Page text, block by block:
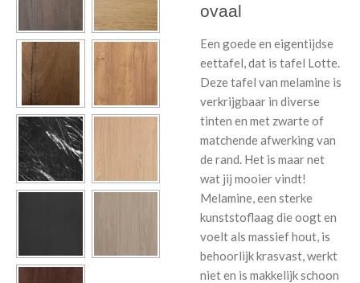
ovaal
Een goede en eigentijdse
eettafel, dat is tafel Lotte.
Deze tafel van melamine is
verkrijgbaar in diverse
tinten en met zwarte of
matchende afwerking van
de rand. Het is maar net
wat jij mooier vindt!
Melamine, een sterke
kunststoflaag die oogt en
voelt als massief hout, is
behoorlijk krasvast, werkt
niet en is makkelijk schoon